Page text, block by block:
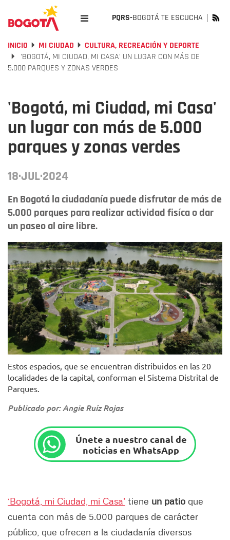
PQRS-BOGOTÁ TE ESCUCHA
INICIO MI CIUDAD
CULTURA, RECREACIÓN Y DEPORTE
'BOGOTÁ, MI CIUDAD, MI CASA' UN LUGAR CON MÁS DE
5.000 PARQUES Y ZONAS VERDES
'Bogotá, mi Ciudad, mi Casa'
un lugar con más de 5.000
parques y zonas verdes
18·JUL·2024
En Bogotá la ciudadanía puede disfrutar de más de
5.000 parques para realizar actividad fisíca o dar
un paseo al aire libre.
Foto: IDRD
Estos espacios, que se encuentran distribuidos en las 20
localidades de la capital, conforman el Sistema Distrital de
Parques.
Publicado por: Angie Ruíz Rojas
Únete a nuestro canal de
noticias en WhatsApp
‘Bogotá, mi Ciudad, mi Casa' tiene un patio que
cuenta con más de 5.000 parques de carácter
público, que ofrecen a la ciudadanía diversos